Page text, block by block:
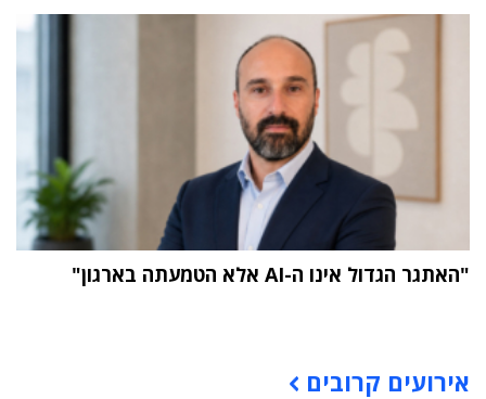
"האתגר הגדול אינו ה-AI אלא הטמעתה בארגון"
אירועים קרובים